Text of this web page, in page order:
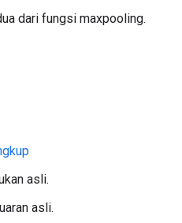
dari fungsi maxpooling.
asli.
asli.